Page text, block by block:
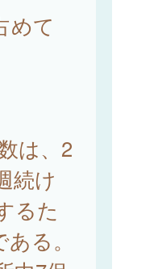
めて
は、2
続け
るた
る。